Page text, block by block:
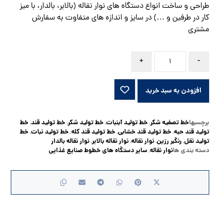
طراحی و ساخت انواع دستگاه های نوار نقاله (بالابر، بالدار، با میز
کار در طرفین و …) در سایز و اندازه های متفاوت به سفارش
مشتری
-
+
افزودن به سبد خرید
برچسبهاخط تصفیه شکر, خط تولید آبنبات, خط تولید شکر, خط تولید قند, خط
تولید قند حبه, خط تولید قند خشابی, خط تولید قند کله, خط تولید نبات, خط
تولید نقل, رنگبر رزین,نوار نقاله,نوار نقاله بالابر,نوار نقاله بالدار
دسته بندی هانوار نقاله,سایر دستگاه های خطوط صنایع غذایی